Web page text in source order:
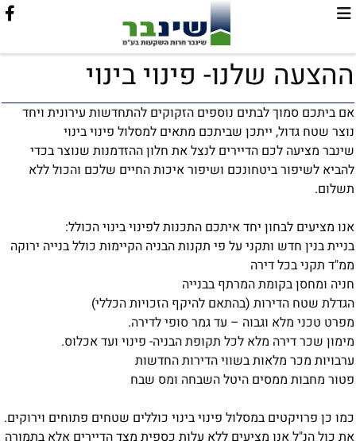
ההצעה שלנו- פינוי בינוי
אם ביתכם סמוך לבתים נוספים הזקוקים להתחדשות עירונית ויחד
נוצר שטח גדול, ייתכן שביתכם מתאים למסלול פינוי בינוי
שינבר מציעה לכם הדיירים לנצל את חלון ההזדמנות שנוצר בכדי
להביא לשיפור ביטחונכם ושיפור איכות החיים שלכם והכול ללא
תשלום.
אנו מציעים לבחון יחד איתכם התכנות לפינוי בינוי הכולל:
בניית בנין חדש ותקני על פי תקנות הבניה הקיימות כולל בנייה ירוקה
ממ"ד תקני בכל דירה
חניה ומחסן בקומת המרתף בבנייה
הגדלת שטח הדירות (בהתאם להיקף הזכויות הכללי)
מפרט טכני מלא וגבוה – עד גמר סופי לדירה.
מימון שכר דירה מלא לכל תקופת הבניה- פינוי ועד אכלוס.
ערבויות מכר מלאות בשווי הדירות החדשות
פטור מחבות ממסים היטל השבחה ומס שבח
כמו כן פרויקטים במסלול פינוי בינוי כוללים שטחים פתוחים וירוקים.
את כול הנ"ל אנו מציעים ללא עלות כספית מצד הדיירים אלא בתמורה